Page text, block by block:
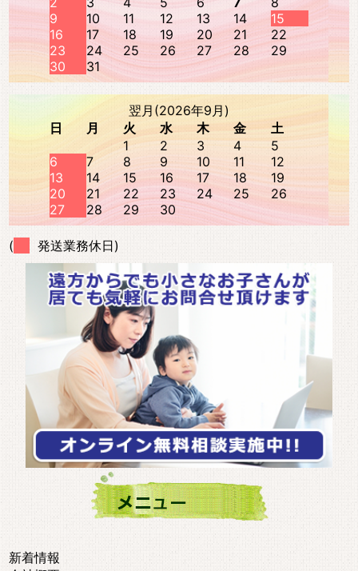
9
10 11 12 13 14
15
16
17 18 19 20 21
22
23
24 25 26 27 28
29
30
31
翌月(2026年9月)
日
月 火 水 木 金
土
1
2 3 4
5
6
7 8 9 10 11
12
13
14 15 16 17 18
19
20
21 22 23 24 25
26
27
28 29 30
( 発送業務休日)
新着情報